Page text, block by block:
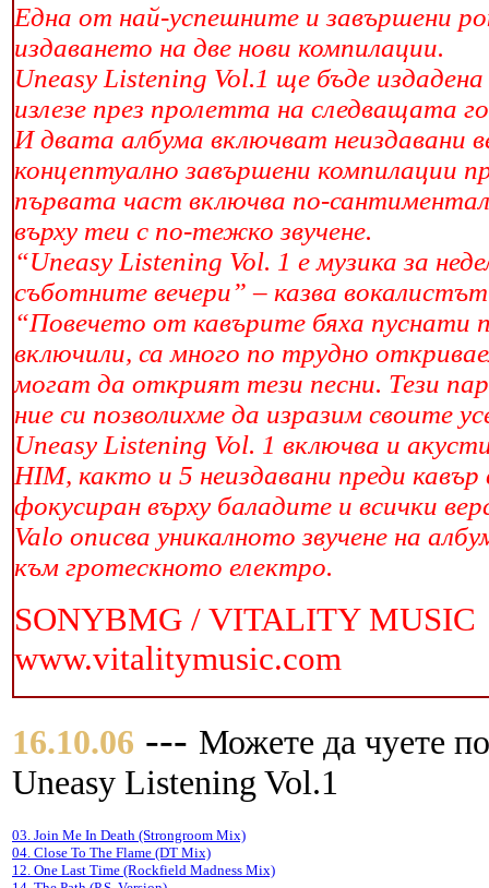
Една от най-успешните и завършени
издаването на две нови компилации.
Uneasy Listening Vol.1 ще бъде
излезе през пролетта на следващата
И двата албума включват неиздавани
концептуално завършени компилации
първата част включва по-
върху теи с по-тежко звучене.
“Uneasy Listening Vol. 1 е музика за
съботните вечери” – казва
“Повечето от кавърите бяха пуснати
включили, са много по трудно
могат да открият тези песни. Тези
ние си позволихме да изразим своите
Uneasy Listening Vol. 1 включва и
HIM, както и 5 неиздавани преди
фокусиран върху баладите и всички
Valo описва уникалното звучене на
към гротескното електро.
SONYBMG / VITALITY MUSIC
www.vitalitymusic.com
16.10.06 --- Можете да чуетe
Uneasy Listening Vol.1
03. Join Me In Death (Strongroom Mix)
04. Close To The Flame (DT Mix)
12. One Last Time (Rockfield Madness Mix)